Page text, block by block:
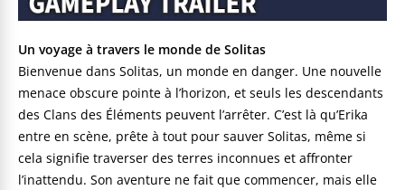
Un voyage à travers le monde de Solitas
Bienvenue dans Solitas, un monde en danger. Une nouvelle
menace obscure pointe à l’horizon, et seuls les descendants
des Clans des Éléments peuvent l’arrêter. C’est là qu’Erika
entre en scène, prête à tout pour sauver Solitas, même si
cela signifie traverser des terres inconnues et affronter
l’inattendu. Son aventure ne fait que commencer, mais elle